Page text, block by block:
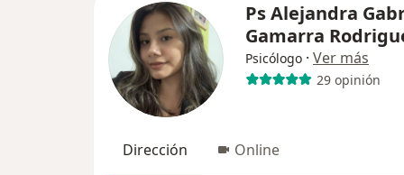
Ps Alejandra
Gamarra
Psicólogo · Ver más
29 opinión
Dirección Online